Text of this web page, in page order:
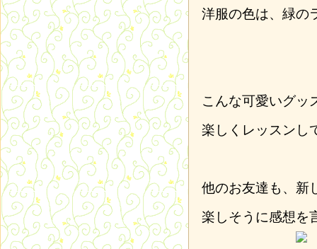
洋服の色は、緑の
こんな可愛いグッ
楽しくレッスンし
他のお友達も、新
楽しそうに感想を